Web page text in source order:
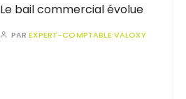
Le bail commercial évolue
PAREXPERT-COMPTABLE VALOXY